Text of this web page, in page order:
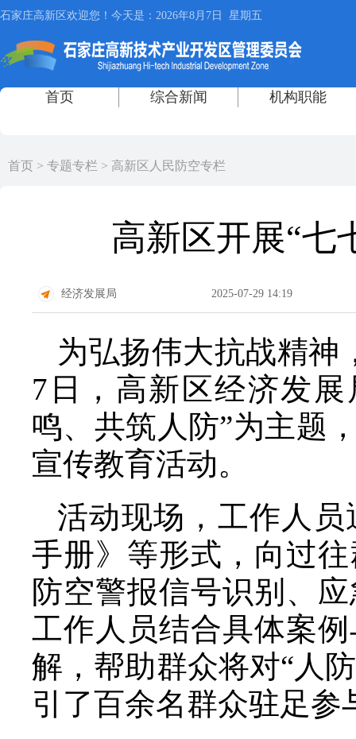
首页 > 专题专栏 > 高新区人民防空专栏
高新区开展“七
经济发展局 2025-07-29 14:19
为弘扬伟大抗战精神
7日，高新区经济发
鸣、共筑人防”为主题
宣传教育活动。
活动现场，工作人
手册》等形式，向过
防空警报信号识别、
工作人员结合具体案
解，帮助群众将对“人
引了百余名群众驻足参